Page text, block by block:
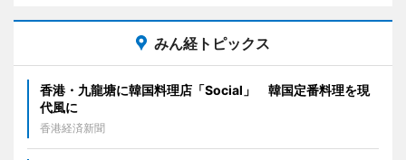
みん経トピックス
香港・九龍塘に韓国料理店「Social」 韓国定番料理を現
代風に
香港経済新聞